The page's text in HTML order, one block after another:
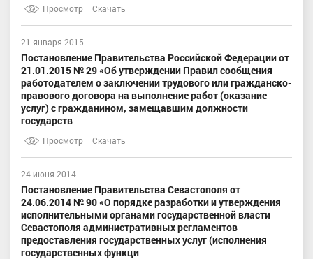
Просмотр Скачать
21 января 2015
Постановление Правительства Российской Федерации от
21.01.2015 № 29 «Об утверждении Правил сообщения
работодателем о заключении трудового или гражданско-
правового договора на выполнение работ (оказание
услуг) с гражданином, замещавшим должности
государств
Просмотр Скачать
24 июня 2014
Постановление Правительства Севастополя от
24.06.2014 № 90 «О порядке разработки и утверждения
исполнительными органами государственной власти
Севастополя административных регламентов
предоставления государственных услуг (исполнения
государственных функци